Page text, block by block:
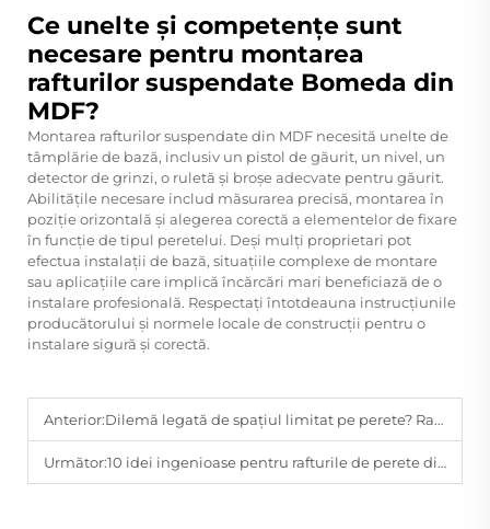
Ce unelte și competențe sunt
necesare pentru montarea
rafturilor suspendate Bomeda din
MDF?
Montarea rafturilor suspendate din MDF necesită unelte de
tâmplărie de bază, inclusiv un pistol de găurit, un nivel, un
detector de grinzi, o ruletă și broșe adecvate pentru găurit.
Abilitățile necesare includ măsurarea precisă, montarea în
poziție orizontală și alegerea corectă a elementelor de fixare
în funcție de tipul peretelui. Deși mulți proprietari pot
efectua instalații de bază, situațiile complexe de montare
sau aplicațiile care implică încărcări mari beneficiază de o
instalare profesională. Respectați întotdeauna instrucțiunile
producătorului și normele locale de construcții pentru o
instalare sigură și corectă.
Anterior:Dilemă legată de spațiul limitat pe perete? Rafturi suspendate din MDF – frumusețe și funcționalitate combinate
Următor:10 idei ingenioase pentru rafturile de perete din MDF Bomeda în fiecare încăpere